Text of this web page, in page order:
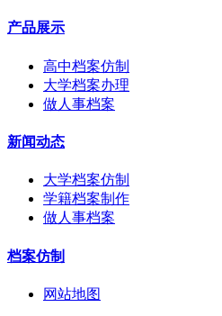
产品展示
高中档案仿制
大学档案办理
做人事档案
新闻动态
大学档案仿制
学籍档案制作
做人事档案
档案仿制
网站地图